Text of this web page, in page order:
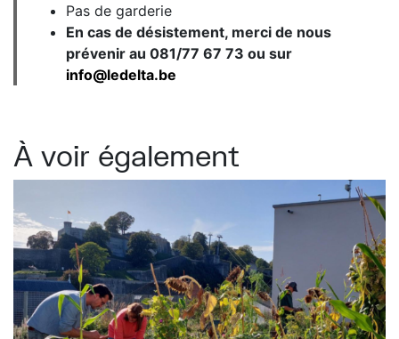
Pas de garderie
En cas de désistement, merci de nous
prévenir au 081/77 67 73 ou sur
info@ledelta.be
À voir également